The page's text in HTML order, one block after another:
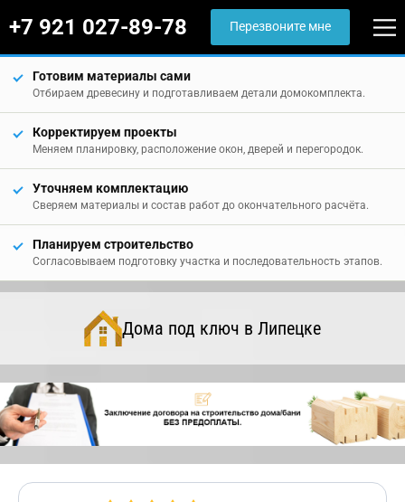
+7 921 027-89-78 Перезвоните мне
Готовим материалы сами
Отбираем древесину и подготавливаем детали домокомплекта.
Корректируем проекты
Меняем планировку, расположение окон, дверей и перегородок.
Уточняем комплектацию
Сверяем материалы и состав работ до окончательного расчёта.
Планируем строительство
Согласовываем подготовку участка и последовательность этапов.
Дома под ключ в Липецке